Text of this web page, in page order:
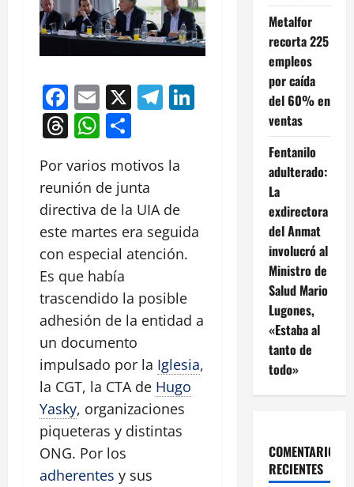
Facebook
Email
X Telegram
LinkedIn
Threads
WhatsApp
Por varios motivos la
reunión de junta
directiva de la UIA de
este martes era seguida
con especial atención.
Es que había
trascendido la posible
adhesión de la entidad a
un documento
impulsado por la Iglesia,
la CGT, la CTA de Hugo
Yasky, organizaciones
piqueteras y distintas
ONG. Por los
adherentes y sus
Metalfor
recorta 225
empleos
por caída
del 60% en
ventas
Fentanilo
adulterado:
La
exdirectora
del Anmat
involucró al
Ministro de
Salud Mario
Lugones,
«Estaba al
tanto de
todo»
COMENTARIOS
RECIENTES